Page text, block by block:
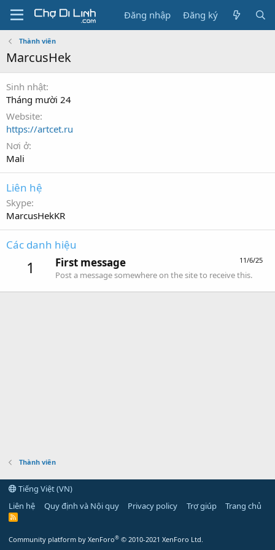
Đăng nhập Đăng ký
Thành viên
MarcusHek
Sinh nhật
Tháng mười 24
Website
https://artcet.ru
Nơi ở
Mali
Liên hệ
Skype
MarcusHekKR
Các danh hiệu
1 11/6/25
First message
Post a message somewhere on the site to receive this.
Thành viên
Tiếng Việt (VN)
Liên hệ
Quy định và Nội quy Privacy policy Trợ giúp Trang chủ
R
Community platform by XenForo® © 2010-2021 XenForo Ltd.